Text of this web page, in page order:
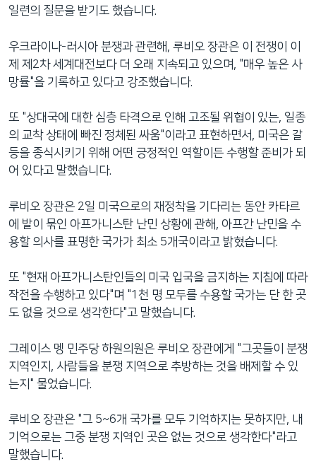
일련의 질문을 받기도 했습니다.
우크라이나-러시아 분쟁과 관련해, 루비오 장관은 이 전쟁이 이
제 제2차 세계대전보다 더 오래 지속되고 있으며, "매우 높은 사
망률"을 기록하고 있다고 강조했습니다.
또 "상대국에 대한 심층 타격으로 인해 고조될 위협이 있는, 일종
의 교착 상태에 빠진 정체된 싸움"이라고 표현하면서, 미국은 갈
등을 종식시키기 위해 어떤 긍정적인 역할이든 수행할 준비가 되
어 있다고 말했습니다.
루비오 장관은 2일 미국으로의 재정착을 기다리는 동안 카타르
에 발이 묶인 아프가니스탄 난민 상황에 관해, 아프간 난민을 수
용할 의사를 표명한 국가가 최소 5개국이라고 밝혔습니다.
또 "현재 아프가니스탄인들의 미국 입국을 금지하는 지침에 따라
작전을 수행하고 있다"며 "1천 명 모두를 수용할 국가는 단 한 곳
도 없을 것으로 생각한다"고 말했습니다.
그레이스 멩 민주당 하원의원은 루비오 장관에게 "그곳들이 분쟁
지역인지, 사람들을 분쟁 지역으로 추방하는 것을 배제할 수 있
는지" 물었습니다.
루비오 장관은 "그 5~6개 국가를 모두 기억하지는 못하지만, 내
기억으로는 그중 분쟁 지역인 곳은 없는 것으로 생각한다"라고
말했습니다.